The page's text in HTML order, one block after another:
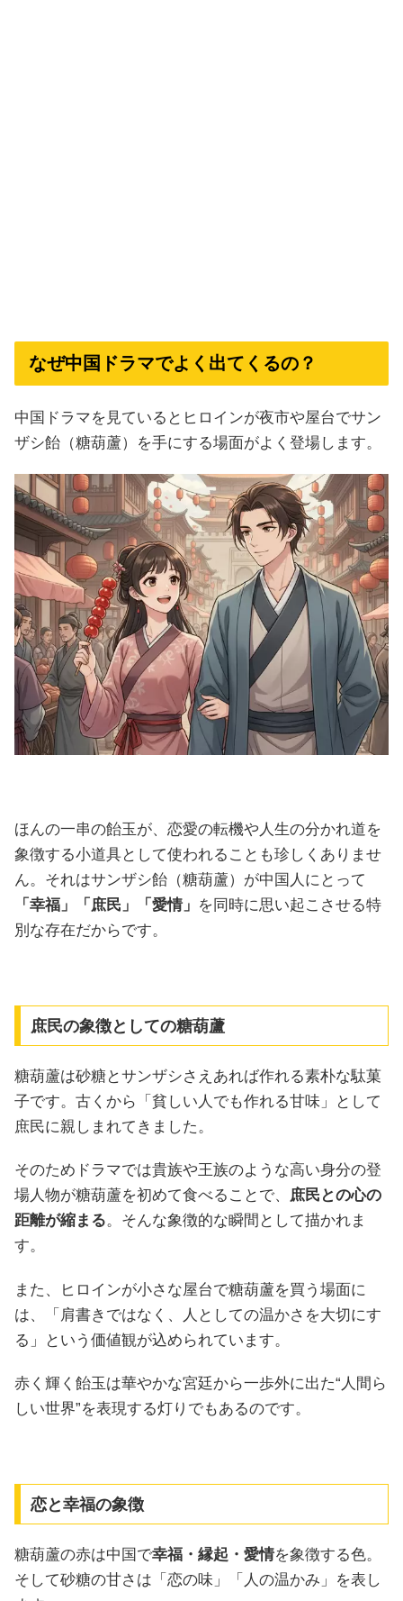
なぜ中国ドラマでよく出てくるの？
中国ドラマを見ているとヒロインが夜市や屋台でサン
ザシ飴（糖葫蘆）を手にする場面がよく登場します。
ほんの一串の飴玉が、恋愛の転機や人生の分かれ道を
象徴する小道具として使われることも珍しくありませ
ん。それはサンザシ飴（糖葫蘆）が中国人にとって
「幸福」「庶民」「愛情」 を同時に思い起こさせる特
別な存在だからです。
庶民の象徴としての糖葫蘆
糖葫蘆は砂糖とサンザシさえあれば作れる素朴な駄菓
子です。古くから「貧しい人でも作れる甘味」として
庶民に親しまれてきました。
そのためドラマでは貴族や王族のような高い身分の登
場人物が糖葫蘆を初めて食べることで、 庶民との心の
距離が縮まる。そんな象徴的な瞬間として描かれま
す。
また、ヒロインが小さな屋台で糖葫蘆を買う場面に
は、「肩書きではなく、人としての温かさを大切にす
る」という価値観が込められています。
赤く輝く飴玉は華やかな宮廷から一歩外に出た“人間ら
しい世界”を表現する灯りでもあるのです。
恋と幸福の象徴
糖葫蘆の赤は中国で幸福・縁起・愛情を象徴する色。
そして砂糖の甘さは「恋の味」「人の温かみ」を表し